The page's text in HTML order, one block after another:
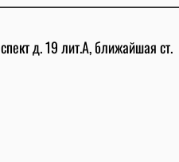
д. 19 лит.А, ближайшая ст.